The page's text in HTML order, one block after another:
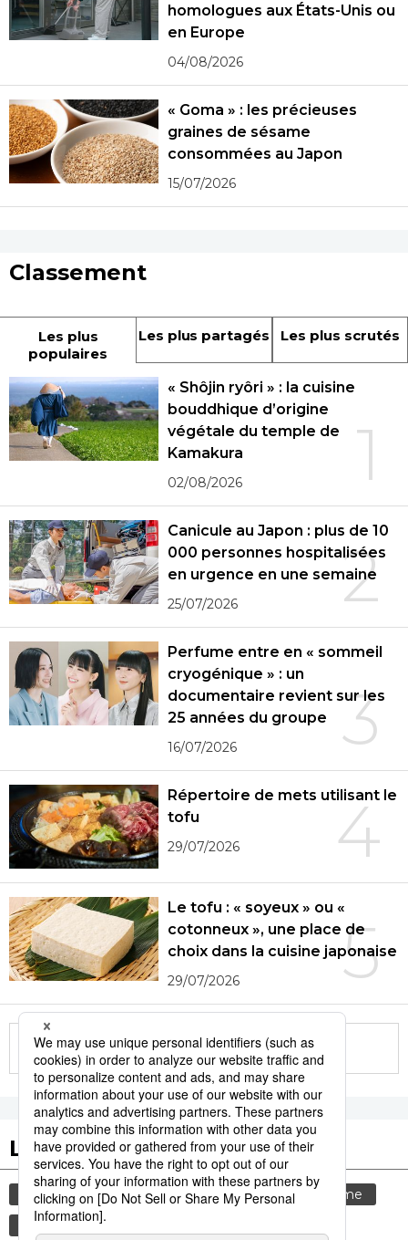
homologues aux États-Unis ou
en Europe
04/08/2026
« Goma » : les précieuses
graines de sésame
consommées au Japon
15/07/2026
Classement
Les plus
populaires
Les plus partagés Les plus scrutés
1
« Shôjin ryôri » : la cuisine
bouddhique d’origine
végétale du temple de
Kamakura
02/08/2026
2
Canicule au Japon : plus de 10
000 personnes hospitalisées
en urgence en une semaine
25/07/2026
3
Perfume entre en « sommeil
cryogénique » : un
documentaire revient sur les
25 années du groupe
16/07/2026
4
Répertoire de mets utilisant le
tofu
29/07/2026
5
Le tofu : « soyeux » ou «
cotonneux », une place de
choix dans la cuisine japonaise
29/07/2026
More in this series
Les tags populaires
gastronomie société culture
tourisme
histoire
femme